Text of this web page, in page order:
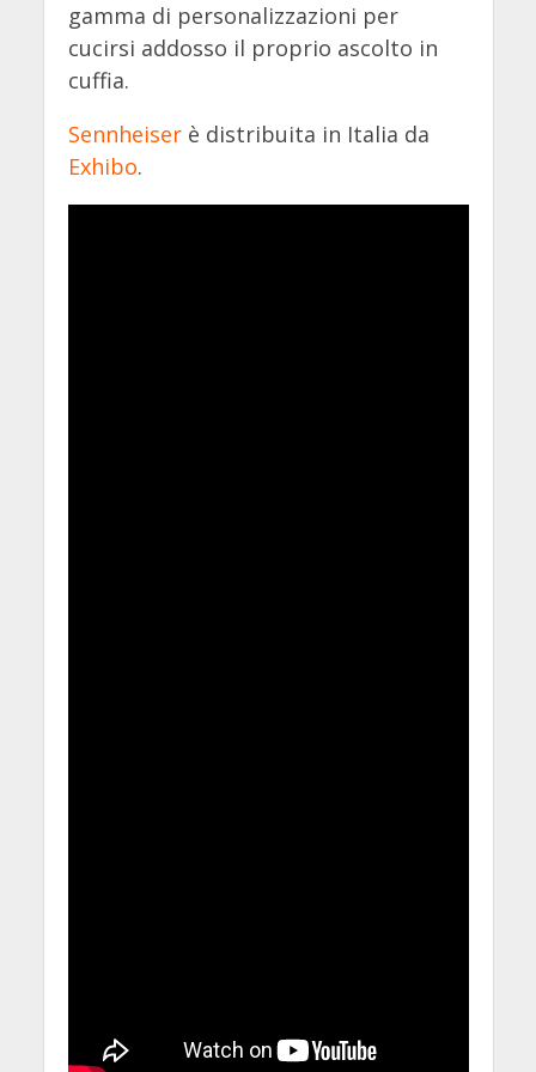
gamma di personalizzazioni per
cucirsi addosso il proprio ascolto in
cuffia.
Sennheiserè distribuita in Italia da
Exhibo.